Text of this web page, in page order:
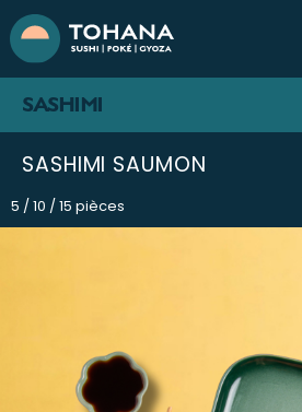
SASHIMI
SASHIMI SAUMON
5 / 10 / 15 pièces